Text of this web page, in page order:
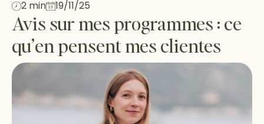
2 min
19/11/25
Avis sur mes programmes : ce
qu’en pensent mes clientes